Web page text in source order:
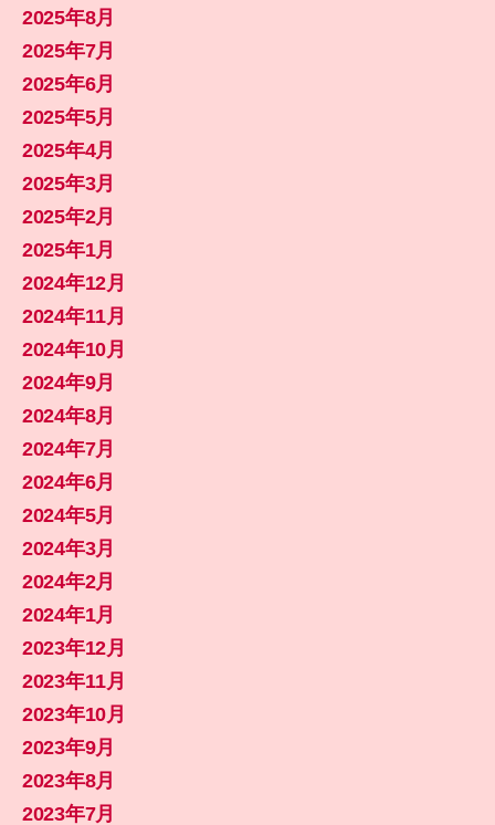
2025年8月
2025年7月
2025年6月
2025年5月
2025年4月
2025年3月
2025年2月
2025年1月
2024年12月
2024年11月
2024年10月
2024年9月
2024年8月
2024年7月
2024年6月
2024年5月
2024年3月
2024年2月
2024年1月
2023年12月
2023年11月
2023年10月
2023年9月
2023年8月
2023年7月